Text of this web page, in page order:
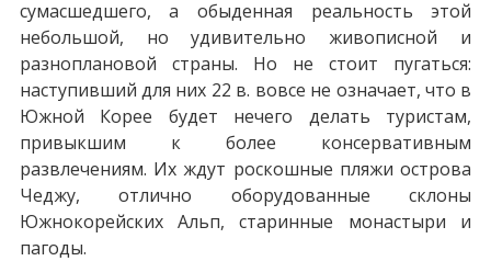
сумасшедшего, а обыденная реальность этой
небольшой, но удивительно живописной и
разноплановой страны. Но не стоит пугаться:
наступивший для них 22 в. вовсе не означает, что в
Южной Корее будет нечего делать туристам,
привыкшим к более консервативным
развлечениям. Их ждут роскошные пляжи острова
Чеджу, отлично оборудованные склоны
Южнокорейских Альп, старинные монастыри и
пагоды.